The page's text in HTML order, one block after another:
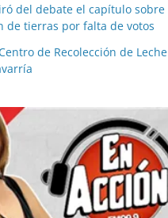
del debate el capítulo sobre
de tierras por falta de votos
de Recolección de Leche